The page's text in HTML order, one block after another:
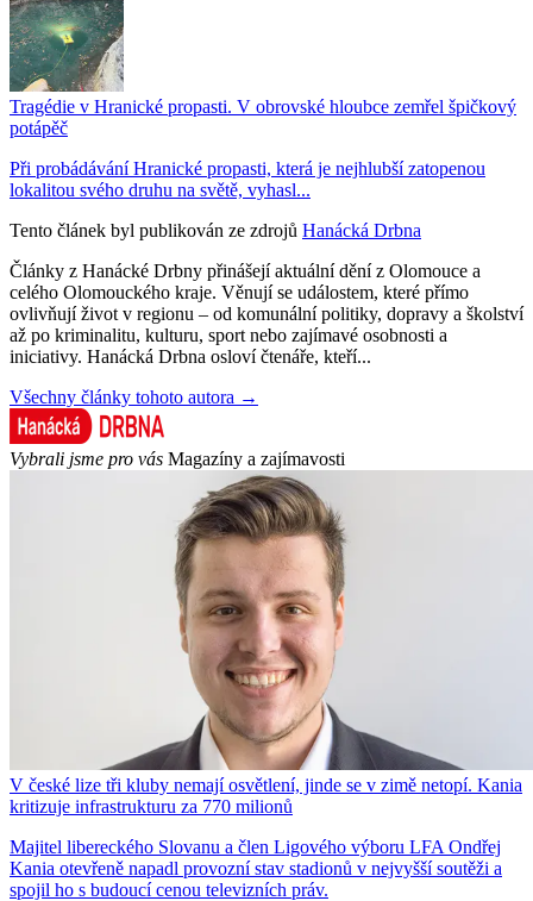
Tragédie v Hranické propasti. V obrovské hloubce zemřel špičkový
potápěč
Při probádávání Hranické propasti, která je nejhlubší zatopenou
lokalitou svého druhu na světě, vyhasl...
Tento článek byl publikován ze zdrojů Hanácká Drbna
Články z Hanácké Drbny přinášejí aktuální dění z Olomouce a
celého Olomouckého kraje. Věnují se událostem, které přímo
ovlivňují život v regionu – od komunální politiky, dopravy a školství
až po kriminalitu, kulturu, sport nebo zajímavé osobnosti a
iniciativy. Hanácká Drbna osloví čtenáře, kteří...
Všechny články tohoto autora →
Vybrali jsme pro vás Magazíny a zajímavosti
V české lize tři kluby nemají osvětlení, jinde se v zimě netopí. Kania
kritizuje infrastrukturu za 770 milionů
Majitel libereckého Slovanu a člen Ligového výboru LFA Ondřej
Kania otevřeně napadl provozní stav stadionů v nejvyšší soutěži a
spojil ho s budoucí cenou televizních práv.